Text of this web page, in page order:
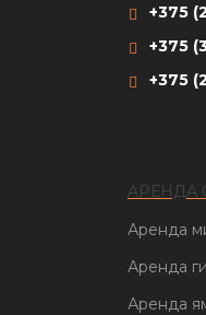
+375
+375
+375
АРЕНДА
Аренда
Аренда
Аренда